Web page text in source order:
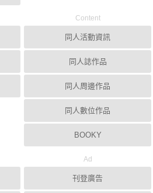
Content
同人活動資訊
同人誌作品
同人周邊作品
同人數位作品
BOOKY
Ad
刊登廣告